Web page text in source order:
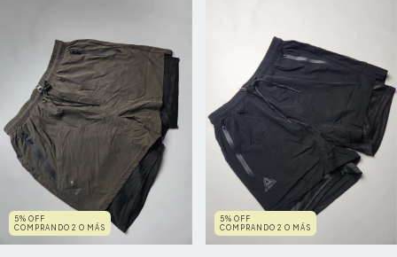
5% OFF
COMPRANDO 2 O MÁS
5% OFF
COMPRANDO 2 O MÁS